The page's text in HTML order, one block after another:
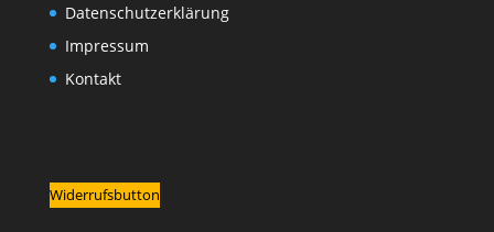
Datenschutzerklärung
Impressum
Kontakt
Widerrufsbutton